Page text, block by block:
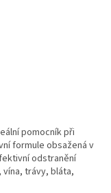
pomocník při
formule obsažená v
odstranění
vína, trávy, bláta,